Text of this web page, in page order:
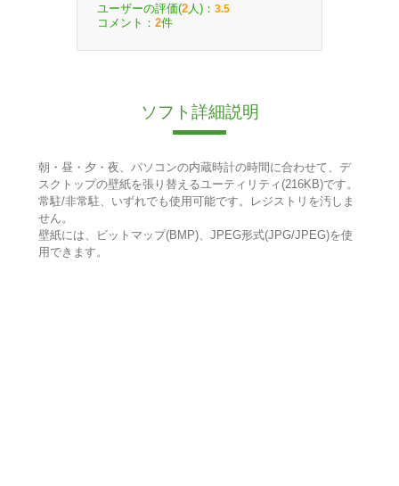
ユーザーの評価(2 人)： 3.5
コメント： 2件
ソフト詳細説明
朝・昼・夕・夜、パソコンの内蔵時計の時間に合わせて、デ
スクトップの壁紙を張り替えるユーティリティ(216KB)です。
常駐/非常駐、いずれでも使用可能です。レジストリを汚しま
せん。
壁紙には、ビットマップ(BMP)、JPEG形式(JPG/JPEG)を使
用できます。